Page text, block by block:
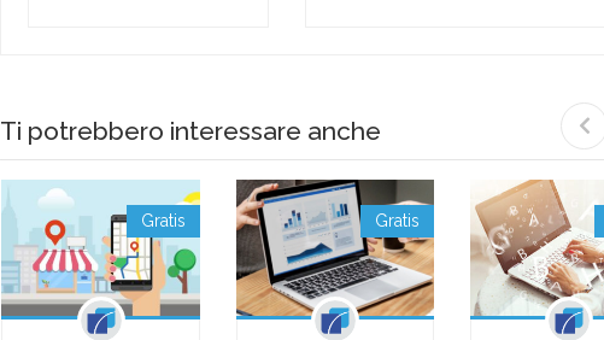
Ti potrebbero interessare anche
Gratis Gratis